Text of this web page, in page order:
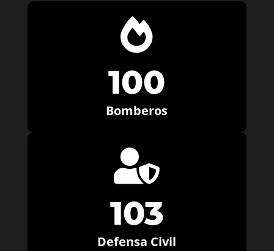

100
Bomberos

103
Defensa Civil